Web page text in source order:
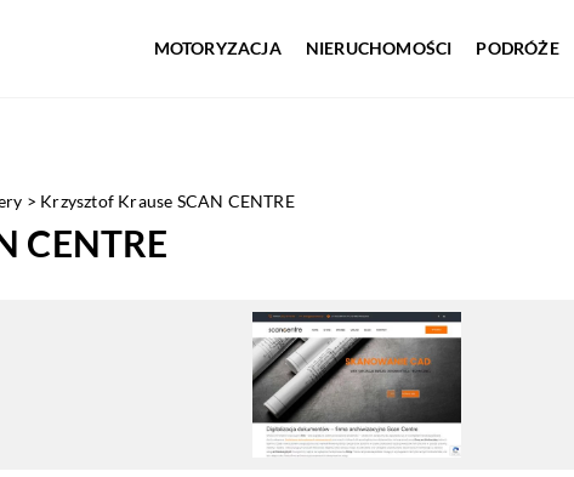
MOTORYZACJA NIERUCHOMOŚCI PODRÓŻE
> Krzysztof Krause SCAN CENTRE
CENTRE